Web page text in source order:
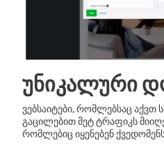
უნიკალური
ვებსაიტები, რომლებსაც აქვთ
გაცილებით მეტ ტრაფიკს
რომლებიც იყენებენ